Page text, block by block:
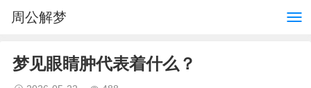
周公解梦
梦见眼睛肿代表着什么？